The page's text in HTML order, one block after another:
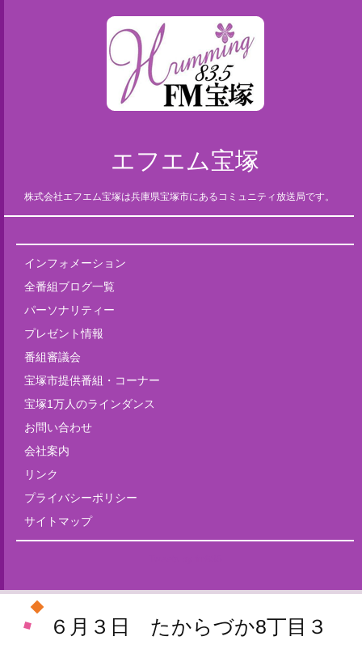
エフエム宝塚
株式会社エフエム宝塚は兵庫県宝塚市にあるコミュニティ放送局です。
インフォメーション
全番組ブログ一覧
パーソナリティー
プレゼント情報
番組審議会
宝塚市提供番組・コーナー
宝塚1万人のラインダンス
お問い合わせ
会社案内
リンク
プライバシーポリシー
サイトマップ
６月３日 たからづか8丁目３